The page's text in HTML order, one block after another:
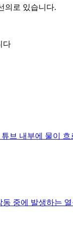
의로 있습니다.
다
브 내부에 물이
중에 발생하는